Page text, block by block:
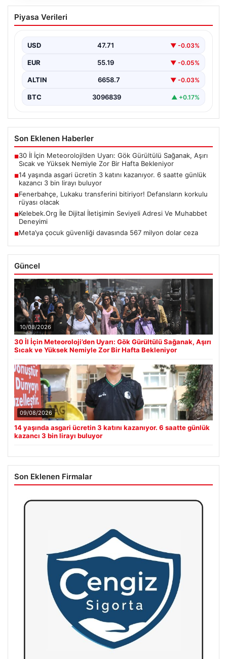
14 yaşında asgari ücretin 3 katını
kazanıyor. 6 saatte günlük kazancı 3 bin
Piyasa Verileri
USD 47.71 ▼ -0.03%
EUR 55.19 ▼ -0.05%
ALTIN 6658.7 ▼ -0.03%
BTC 3096839 ▲ +0.17%
Son Eklenen Haberler
■30 İl İçin Meteoroloji’den Uyarı: Gök Gürültülü Sağanak, Aşırı
Sıcak ve Yüksek Nemiyle Zor Bir Hafta Bekleniyor
■14 yaşında asgari ücretin 3 katını kazanıyor. 6 saatte günlük
kazancı 3 bin lirayı buluyor
■Fenerbahçe, Lukaku transferini bitiriyor! Defansların korkulu
rüyası olacak
■Kelebek.Org İle Dijital İletişimin Seviyeli Adresi Ve Muhabbet
Deneyimi
■Meta’ya çocuk güvenliği davasında 567 milyon dolar ceza
Güncel
10/08/2026
30 İl İçin Meteoroloji’den Uyarı: Gök Gürültülü Sağanak, Aşırı
Sıcak ve Yüksek Nemiyle Zor Bir Hafta Bekleniyor
09/08/2026
14 yaşında asgari ücretin 3 katını kazanıyor. 6 saatte günlük
kazancı 3 bin lirayı buluyor
Son Eklenen Firmalar